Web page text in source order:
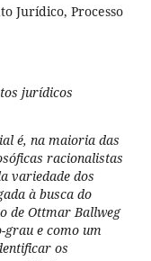
Jurídico, Processo
jurídicos
é, na maioria das
racionalistas
variedade dos
à busca do
de Ottmar Ballweg
grau e como um
os